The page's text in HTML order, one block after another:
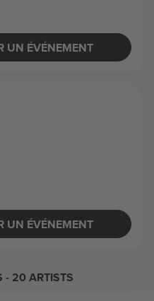
UN ÉVÉNEMENT
UN ÉVÉNEMENT
- 20 ARTISTS